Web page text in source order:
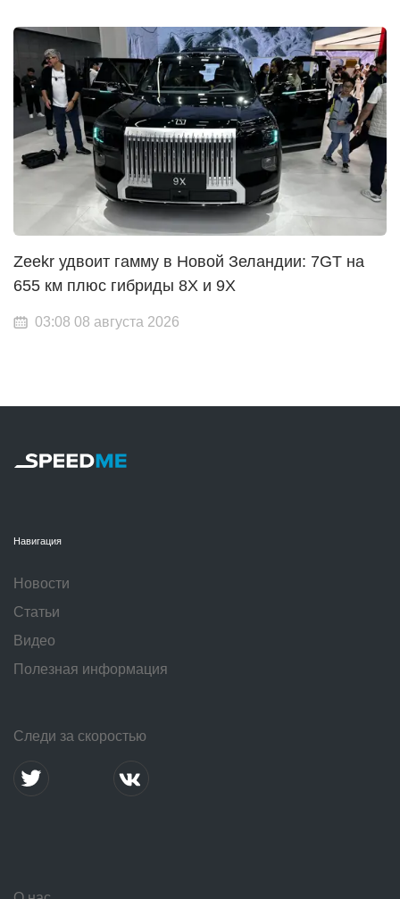
Zeekr удвоит гамму в Новой Зеландии: 7GT на
655 км плюс гибриды 8X и 9X
03:08 08 августа 2026
Навигация
Новости
Статьи
Видео
Полезная информация
Следи за скоростью